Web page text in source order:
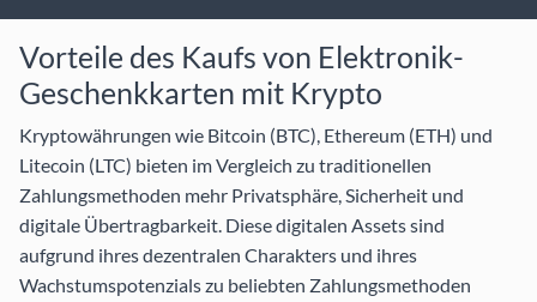
Vorteile des Kaufs von Elektronik-
Geschenkkarten mit Krypto
Kryptowährungen wie Bitcoin (BTC), Ethereum (ETH) und
Litecoin (LTC) bieten im Vergleich zu traditionellen
Zahlungsmethoden mehr Privatsphäre, Sicherheit und
digitale Übertragbarkeit. Diese digitalen Assets sind
aufgrund ihres dezentralen Charakters und ihres
Wachstumspotenzials zu beliebten Zahlungsmethoden